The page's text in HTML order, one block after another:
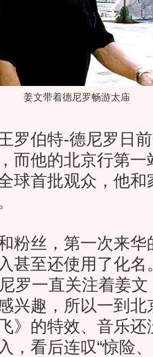
姜文带着德尼罗畅游太庙
伯特-德尼罗日前
而他的北京行第一
球首批观众，他
丝，第一次来华
甚至还使用了化名
罗一直关注着姜
兴趣，所以一到
》的特效、音乐还
，看后连叹“惊险